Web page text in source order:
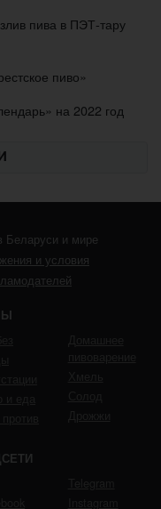
пива в ПЭТ-тару
пиво»
на 2022 год
Беларуси и мире
и условия